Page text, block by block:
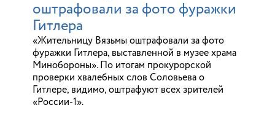
оштрафовали за фото фуражки
Гитлера
«Жительницу Вязьмы оштрафовали за фото
фуражки Гитлера, выставленной в музее храма
Минобороны». По итогам прокурорской
проверки хвалебных слов Соловьева о
Гитлере, видимо, оштрафуют всех зрителей
«России-1».